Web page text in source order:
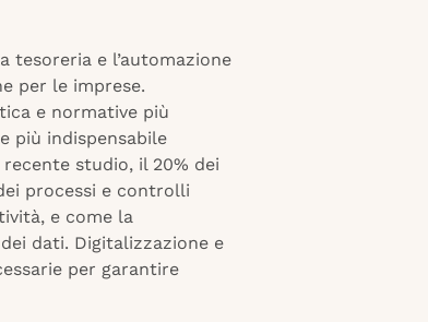
tesoreria e l’automazione
per le imprese.
e normative più
più indispensabile
studio, il 20% dei
processi e controlli
e come la
dati. Digitalizzazione e
per garantire